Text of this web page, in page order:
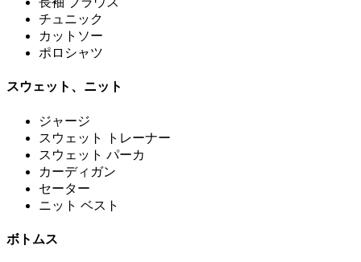
チュニック
カットソー
ポロシャツ
スウェット、ニット
ジャージ
スウェット トレーナー
スウェット パーカ
カーディガン
セーター
ニット ベスト
ボトムス